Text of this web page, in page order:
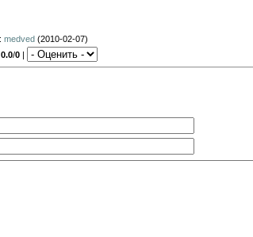
medved (2010-02-07)
0.0/0 |